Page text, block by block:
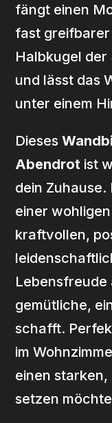
fängt einen
fast greifbarer
Halbkugel der
und lässt das
unter einem
Dieses
Abendrot ist
dein Zuhause.
einer
kraftvollen,
Lebensfreude
gemütliche,
schafft.
im
einen
setzen